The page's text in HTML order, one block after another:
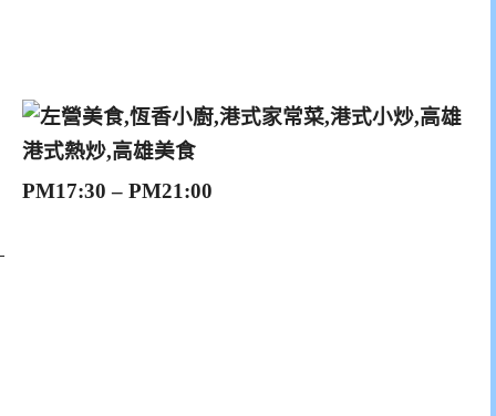
PM17:30 – PM21:00